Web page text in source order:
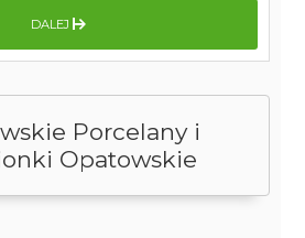
Porcelany i
Opatowskie
DALEJ